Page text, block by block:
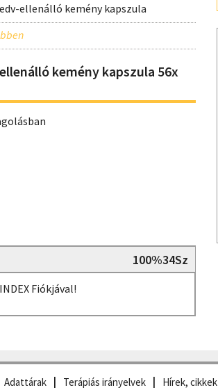
ellenálló kemény kapszula
kemény kapszula 56x
100%34Sz
Fiókjával!
Adattárak Terápiás irányelvek Hírek, cikkek